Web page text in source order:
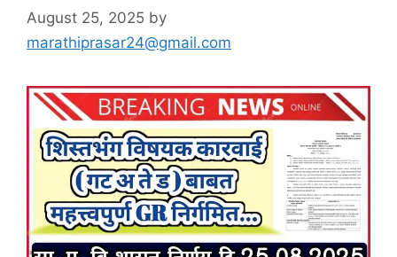
August 25, 2025 by
marathiprasar24@gmail.com